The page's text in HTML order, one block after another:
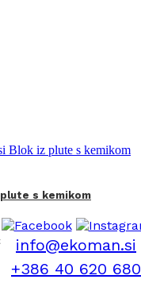
s kemikom
info@ekoman.si
+386 40 620 680